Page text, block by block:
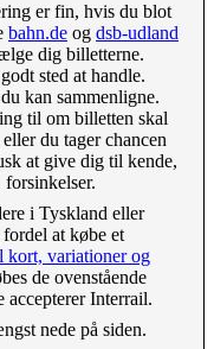
er fin, hvis du blot
bahn.de og dsb-udland
dig billetterne.
sted at handle.
kan sammenligne.
til om billetten skal
du tager chancen
at give dig til kende,
i Tyskland eller
at købe et
kort, variationer og
de ovenstående
Interrail.
nede på siden.